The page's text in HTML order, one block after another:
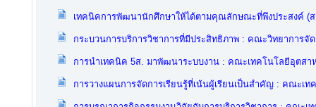
เทคนิคการพัฒนานักศึกษาให้ได้ตามคุณลักษณะที่พึงประสงค์ (
กระบวนการบริการวิชาการที่มีประสิทธิภาพ : คณะวิทยาการจั
การนำเทคนิค 5ส. มาพัฒนาระบบงาน : คณะเทคโนโลยีอุตสา
การวางแผนการจัดการเรียนรู้ที่เน้นผู้เรียนเป็นสำคัญ : คณะเท